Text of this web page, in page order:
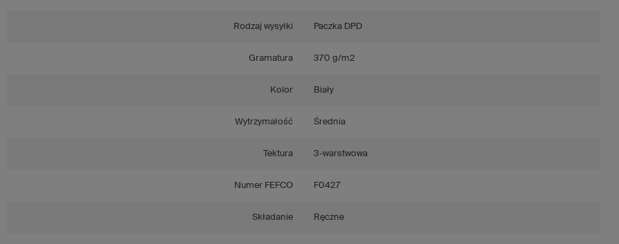
Rodzaj wysyłki Paczka DPD
Gramatura 370 g/m2
Kolor Biały
Wytrzymałość Średnia
Tektura 3-warstwowa
Numer FEFCO F0427
Składanie Ręczne